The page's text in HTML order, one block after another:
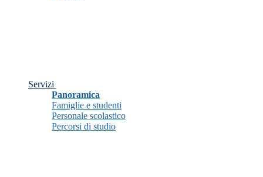
Servizi
Panoramica
Famiglie e studenti
Personale scolastico
Percorsi di studio